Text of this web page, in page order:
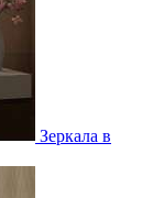
Зеркала в